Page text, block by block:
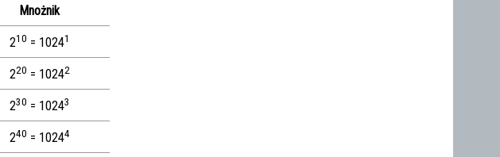
Mnożnik
210 = 10241
220 = 10242
230 = 10243
240 = 10244